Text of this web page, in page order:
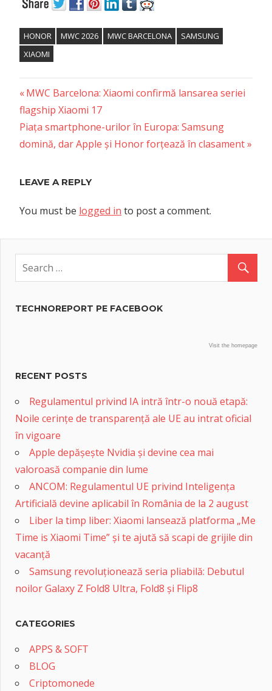
HONOR MWC 2026 MWC BARCELONA
SAMSUNG
XIAOMI
Post
navigation
Previous
Post:
MWC Barcelona: Xiaomi confirmă lansarea seriei
flagship Xiaomi 17
Next
Post:
Piața smartphone-urilor în Europa: Samsung
domină, dar Apple și Honor forțează în clasament
LEAVE A REPLY
You must be logged in to post a comment.
TECHNOREPORT PE FACEBOOK
Visit the homepage
RECENT POSTS
Regulamentul privind IA intră într-o nouă etapă:
Noile cerințe de transparență ale UE au intrat oficial
în vigoare
Apple depășește Nvidia și devine cea mai
valoroasă companie din lume
ANCOM: Regulamentul UE privind Inteligența
Artificială devine aplicabil în România de la 2 august
Liber la timp liber: Xiaomi lansează platforma „Me
Time is Xiaomi Time” și te ajută să scapi de grijile din
vacanță
Samsung revoluționează seria pliabilă: Debutul
noilor Galaxy Z Fold8 Ultra, Fold8 și Flip8
CATEGORIES
APPS & SOFT
BLOG
Criptomonede